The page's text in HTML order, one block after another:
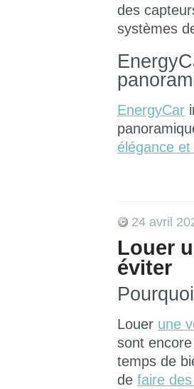
des
systèmes
EnergyCar
élégance
24 avril
Louer
éviter
Louer une
sont
temps de
de faire